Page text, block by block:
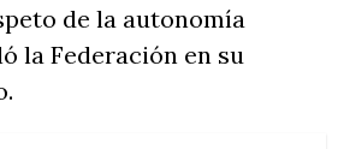
de la autonomía
la Federación en su